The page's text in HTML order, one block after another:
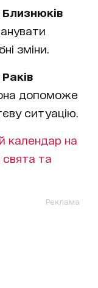
зміни.
допоможе
ситуацію.
календар на
свята та
Реклама